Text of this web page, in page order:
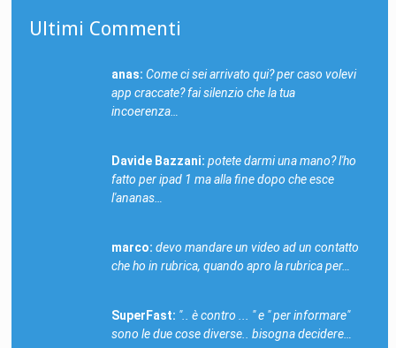
Ultimi Commenti
anas: Come ci sei arrivato qui? per caso volevi
app craccate? fai silenzio che la tua
incoerenza…
Davide Bazzani: potete darmi una mano? l'ho
fatto per ipad 1 ma alla fine dopo che esce
l'ananas…
marco: devo mandare un video ad un contatto
che ho in rubrica, quando apro la rubrica per…
SuperFast: ".. è contro ... " e " per informare"
sono le due cose diverse.. bisogna decidere…